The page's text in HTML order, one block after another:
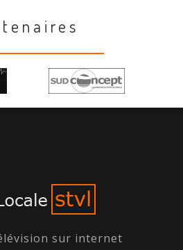
sur internet